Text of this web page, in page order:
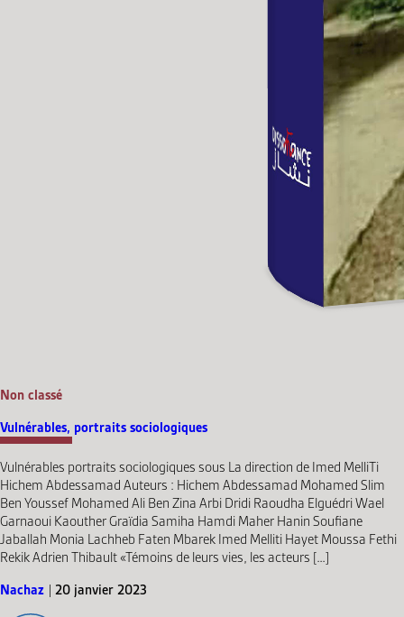
Non classé
Vulnérables, portraits sociologiques
Vulnérables portraits sociologiques sous La direction de Imed MelliTi
Hichem Abdessamad Auteurs : Hichem Abdessamad Mohamed Slim
Ben Youssef Mohamed Ali Ben Zina Arbi Dridi Raoudha Elguédri Wael
Garnaoui Kaouther Graïdia Samiha Hamdi Maher Hanin Soufiane
Jaballah Monia Lachheb Faten Mbarek Imed Melliti Hayet Moussa Fethi
Rekik Adrien Thibault «Témoins de leurs vies, les acteurs […]
Nachaz | 20 janvier 2023